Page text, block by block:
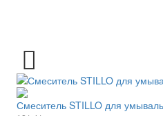
Смеситель STILLO для